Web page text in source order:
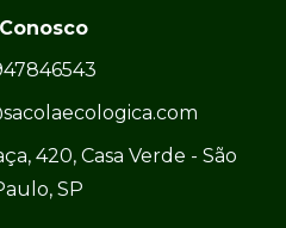
420, Casa Verde - São
SP